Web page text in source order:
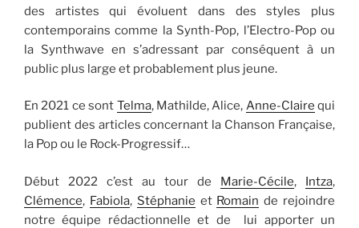
des artistes qui évoluent dans des styles plus
contemporains comme la Synth-Pop, l’Electro-Pop ou
la Synthwave en s’adressant par conséquent à un
public plus large et probablement plus jeune.
En 2021 ce sont Telma, Mathilde, Alice, Anne-Claire qui
publient des articles concernant la Chanson Française,
la Pop ou le Rock-Progressif…
Début 2022 c’est au tour de Marie-Cécile, Intza,
Clémence, Fabiola, Stéphanie et Romain de rejoindre
notre équipe rédactionnelle et de lui apporter un